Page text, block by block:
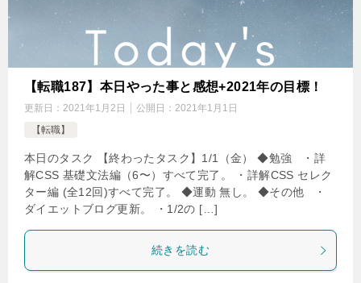
【転職187】本日やった事と感想+2021年の目標！
更新日： 2021年1月2日 公開日： 2021年1月1日
【転職】
本日のタスク 【終わったタスク】1/1（金） ◆勉強 ・詳
解CSS 基礎文法編（6〜）すべて完了。 ・詳解CSS セレク
ター編 (全12回)すべて完了。 ◆運動 無し。 ◆その他 ・
ダイエットブログ更新。 ・1/2の […]
続きを読む